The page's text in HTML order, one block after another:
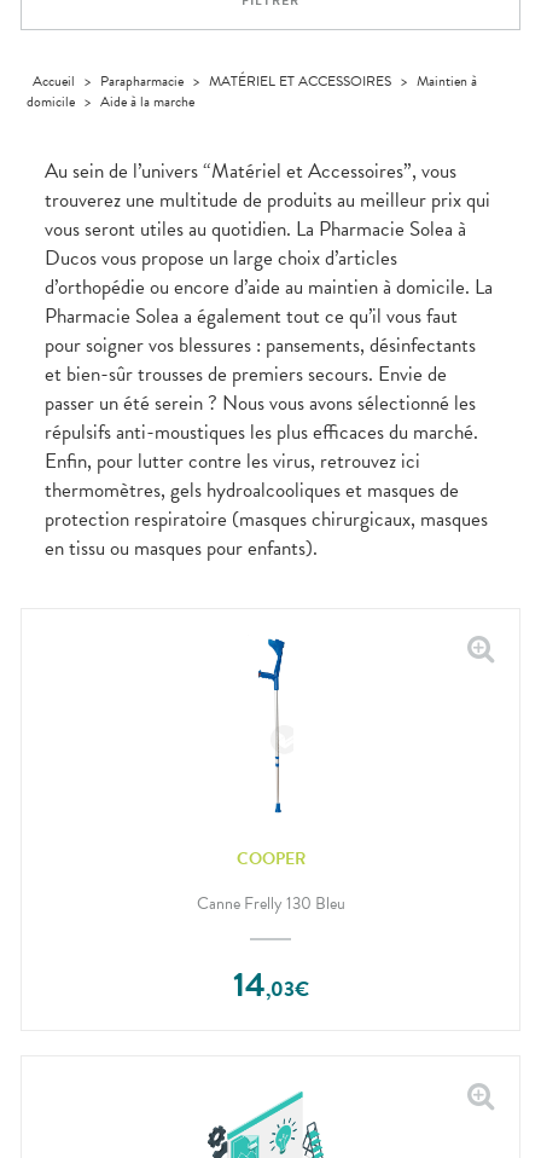
Solaire
Visage
Accueil > Parapharmacie > MATÉRIEL ET ACCESSOIRES > Maintien à
domicile > Aide à la marche
Au sein de l’univers “Matériel et Accessoires”, vous
trouverez une multitude de produits au meilleur prix qui
vous seront utiles au quotidien. La Pharmacie Solea à
Ducos vous propose un large choix d’articles
d’orthopédie ou encore d’aide au maintien à domicile. La
Pharmacie Solea a également tout ce qu’il vous faut
pour soigner vos blessures : pansements, désinfectants
et bien-sûr trousses de premiers secours. Envie de
passer un été serein ? Nous vous avons sélectionné les
répulsifs anti-moustiques les plus efficaces du marché.
Enfin, pour lutter contre les virus, retrouvez ici
thermomètres, gels hydroalcooliques et masques de
protection respiratoire (masques chirurgicaux, masques
en tissu ou masques pour enfants).
COOPER
Canne Frelly 130 Bleu
14,03€